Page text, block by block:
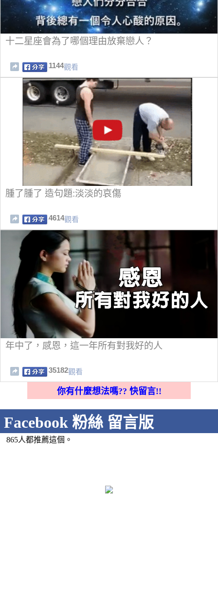
十二星座會為了哪個理由放棄戀人？
1144觀看
腫了腫了 造句題:淡淡的哀傷
4614觀看
年中了，感恩，這一年所有對我好的人
35182觀看
你有什麼想法嗎?? 快留言!!
Facebook 粉絲 留言版
865人都推薦這個。